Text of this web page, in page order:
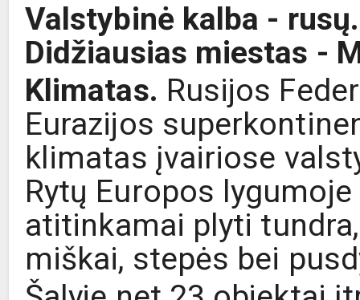
Valstybinė kalba -
Didžiausias miestas -
Klimatas. Rusijos
Eurazijos
klimatas įvairiose
Rytų Europos
atitinkamai plyti
miškai, stepės bei